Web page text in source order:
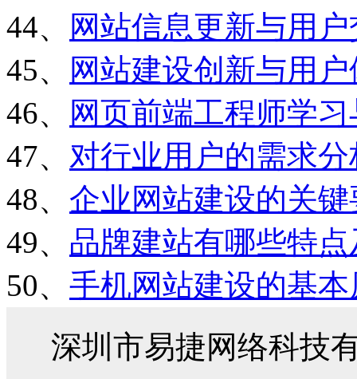
44、
网站信息更新与用
45、
网站建设创新与用
46、
网页前端工程师学
47、 对行业用户的需求
48、 企业网站建设的关
49、 品牌建站有哪些特
50、 手机网站建设的基本
深圳市易捷网络科